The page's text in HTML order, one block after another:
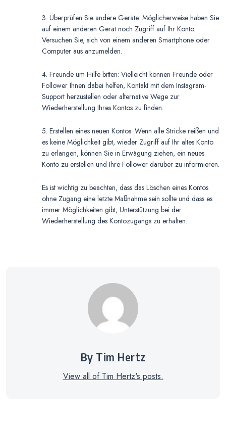
3. Überprüfen Sie andere Geräte: Möglicherweise haben Sie
auf einem anderen Gerät noch Zugriff auf Ihr Konto.
Versuchen Sie, sich von einem anderen Smartphone oder
Computer aus anzumelden.
4. Freunde um Hilfe bitten: Vielleicht können Freunde oder
Follower Ihnen dabei helfen, Kontakt mit dem Instagram-
Support herzustellen oder alternative Wege zur
Wiederherstellung Ihres Kontos zu finden.
5. Erstellen eines neuen Kontos: Wenn alle Stricke reißen und
es keine Möglichkeit gibt, wieder Zugriff auf Ihr altes Konto
zu erlangen, können Sie in Erwägung ziehen, ein neues
Konto zu erstellen und Ihre Follower darüber zu informieren.
Es ist wichtig zu beachten, dass das Löschen eines Kontos
ohne Zugang eine letzte Maßnahme sein sollte und dass es
immer Möglichkeiten gibt, Unterstützung bei der
Wiederherstellung des Kontozugangs zu erhalten.
By Tim Hertz
View all of Tim Hertz's posts.